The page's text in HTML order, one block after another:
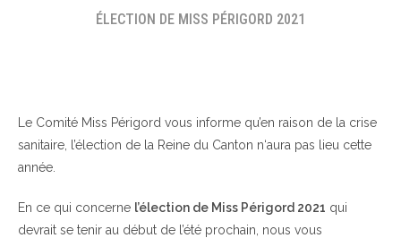
ÉLECTION DE MISS PÉRIGORD 2021
Le Comité Miss Périgord vous informe qu’en raison de la crise
sanitaire, l’élection de la Reine du Canton n‘aura pas lieu cette
année.
En ce qui concerne l’élection de Miss Périgord 2021 qui
devrait se tenir au début de l’été prochain, nous vous